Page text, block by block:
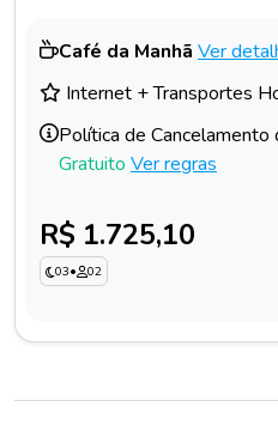
Café da Manhã Ver
Internet + Transportes
Política de Cancelamento
Gratuito Ver regras
R$ 1.725,10
03• 02